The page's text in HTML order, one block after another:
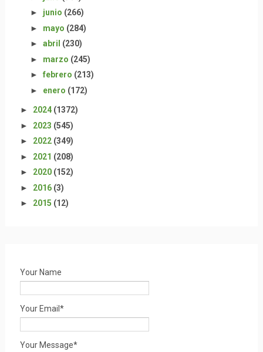
► junio (266)
► mayo (284)
► abril (230)
► marzo (245)
► febrero (213)
► enero (172)
► 2024 (1372)
► 2023 (545)
► 2022 (349)
► 2021 (208)
► 2020 (152)
► 2016 (3)
► 2015 (12)
Your Name
Your Email*
Your Message*